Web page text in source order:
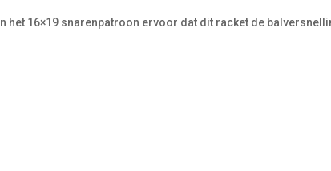
het 16×19 snarenpatroon ervoor dat dit racket de